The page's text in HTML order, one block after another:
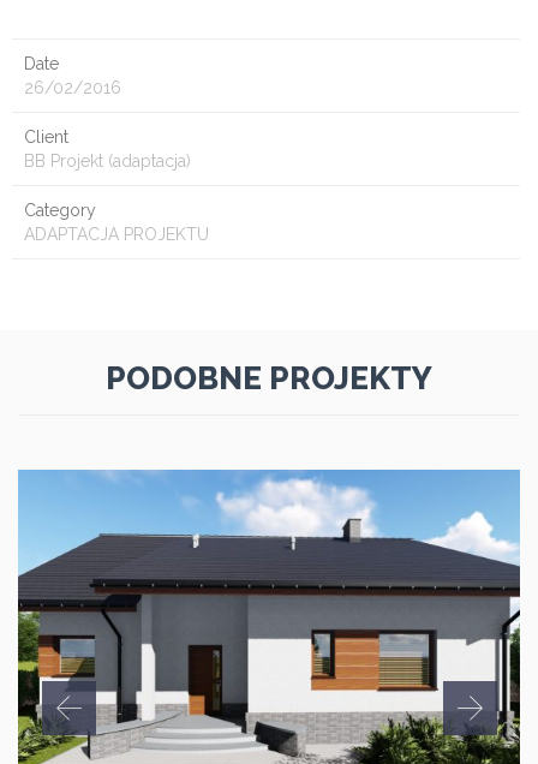
Date
26/02/2016
Client
BB Projekt (adaptacja)
Category
ADAPTACJA PROJEKTU
PODOBNE PROJEKTY